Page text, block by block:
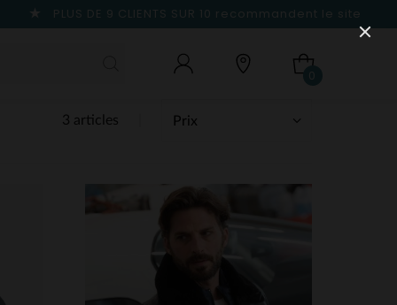
PLUS DE 9 CLIENTS SUR 10 recommandent le site
0
3 articles